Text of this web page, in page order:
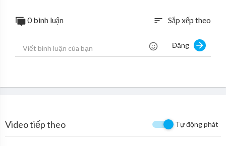
0 bình luận sort Sắp xếp theo
Đăng
Video tiếp theo Tự động phát